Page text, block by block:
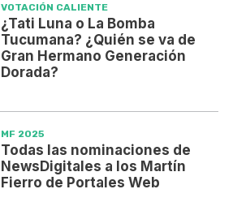
VOTACIÓN CALIENTE
¿Tati Luna o La Bomba
Tucumana? ¿Quién se va de
Gran Hermano Generación
Dorada?
MF 2025
Todas las nominaciones de
NewsDigitales a los Martín
Fierro de Portales Web